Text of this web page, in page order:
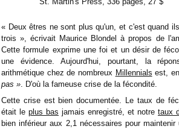
« Deux êtres ne sont plus qu'un, et c'est quand
trois », écrivait Maurice Blondel à propos de
Cette formule exprime une foi et un désir de
une évidence. Aujourd'hui, pourtant, la
arithmétique chez de nombreux Millennials est,
pas » . D'où la fameuse crise de la fécondité.
Cette crise est bien documentée. Le taux de
était le plus bas jamais enregistré, et notre taux
bien inférieur aux 2,1 nécessaires pour